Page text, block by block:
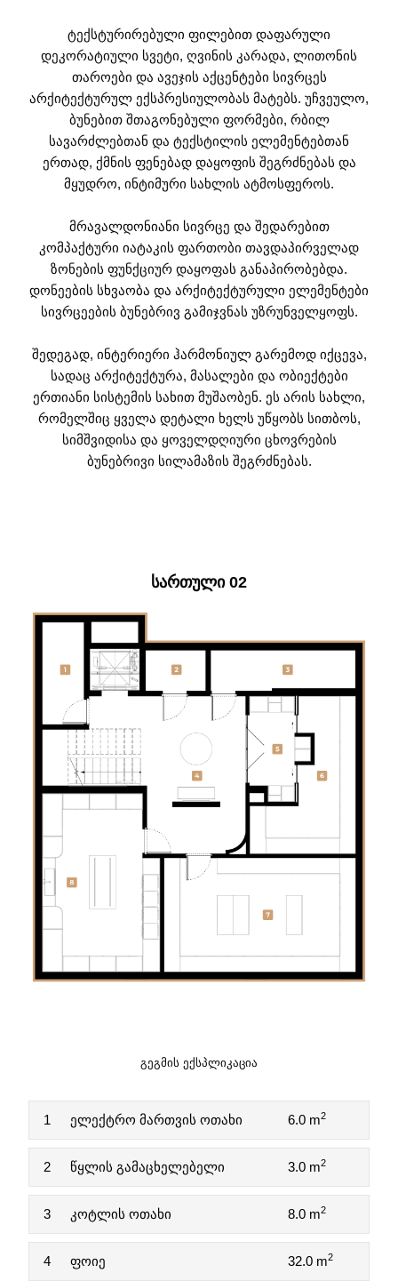
ტექსტურირებული ფილებით დაფარული
დეკორატიული სვეტი, ღვინის კარადა, ლითონის
თაროები და ავეჯის აქცენტები სივრცეს
არქიტექტურულ ექსპრესიულობას მატებს. უჩვეულო,
ბუნებით შთაგონებული ფორმები, რბილ
სავარძლებთან და ტექსტილის ელემენტებთან
ერთად, ქმნის ფენებად დაყოფის შეგრძნებას და
მყუდრო, ინტიმური სახლის ატმოსფეროს.
მრავალდონიანი სივრცე და შედარებით
კომპაქტური იატაკის ფართობი თავდაპირველად
ზონების ფუნქციურ დაყოფას განაპირობებდა.
დონეების სხვაობა და არქიტექტურული ელემენტები
სივრცეების ბუნებრივ გამიჯვნას უზრუნველყოფს.
შედეგად, ინტერიერი ჰარმონიულ გარემოდ იქცევა,
სადაც არქიტექტურა, მასალები და ობიექტები
ერთიანი სისტემის სახით მუშაობენ. ეს არის სახლი,
რომელშიც ყველა დეტალი ხელს უწყობს სითბოს,
სიმშვიდისა და ყოველდღიური ცხოვრების
ბუნებრივი სილამაზის შეგრძნებას.
ᲡᲐᲠᲗᲣᲚᲘ 02
ᲒᲔᲒᲛᲘᲡ ᲔᲥᲡᲞᲚᲘᲙᲐᲪᲘᲐ
1 ელექტრო მართვის ოთახი 6.0 m2
2 წყლის გამაცხელებელი 3.0 m2
3 კოტლის ოთახი 8.0 m2
4 ფოიე 32.0 m2